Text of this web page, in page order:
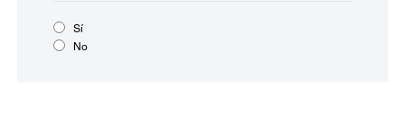
Sí
No